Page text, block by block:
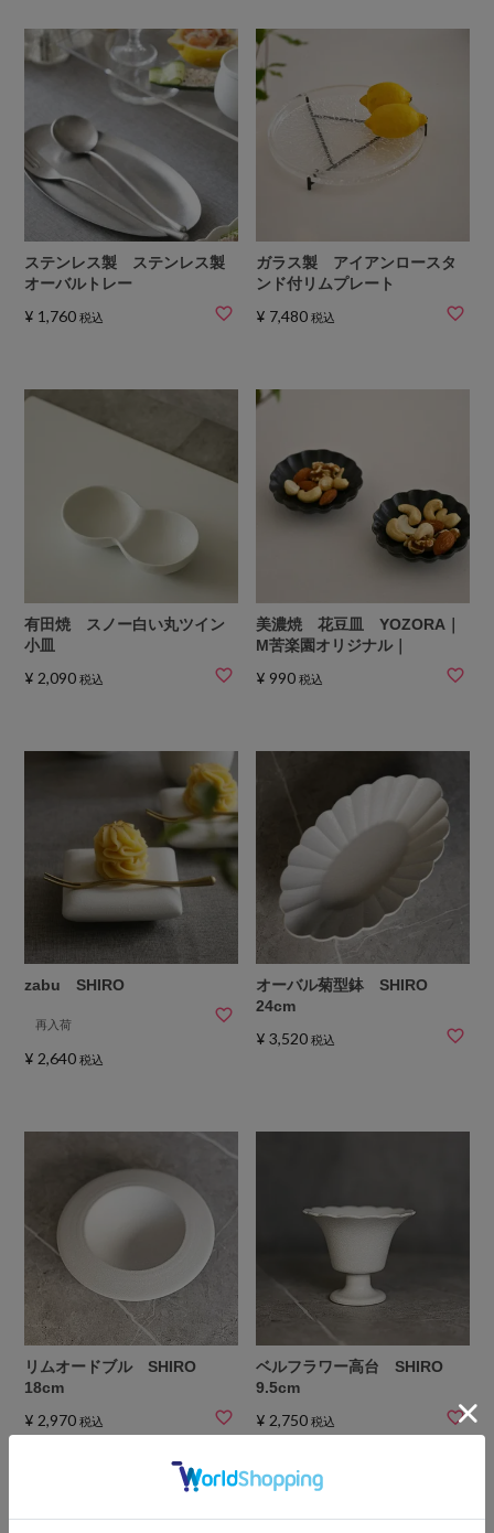
ステンレス製 ステンレス製
オーバルトレー
¥ 1,760 税込
ガラス製 アイアンロースタ
ンド付リムプレート
¥ 7,480 税込
有田焼 スノー白い丸ツイン
小皿
¥ 2,090 税込
美濃焼 花豆皿 YOZORA｜
M苦楽園オリジナル｜
¥ 990 税込
zabu SHIRO
再入荷
¥ 2,640 税込
オーバル菊型鉢 SHIRO
24cm
¥ 3,520 税込
リムオードブル SHIRO
18cm
¥ 2,970 税込
ベルフラワー高台 SHIRO
9.5cm
¥ 2,750 税込